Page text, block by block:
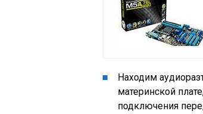
Находим
материнской
подключения